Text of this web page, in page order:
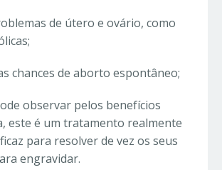
de útero e ovário, como
chances de aborto espontâneo;
observar pelos benefícios
este é um tratamento realmente
para resolver de vez os seus
engravidar.